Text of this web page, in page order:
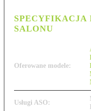
SPECYFIKACJA
SALONU
Oferowane modele:
Usługi ASO: